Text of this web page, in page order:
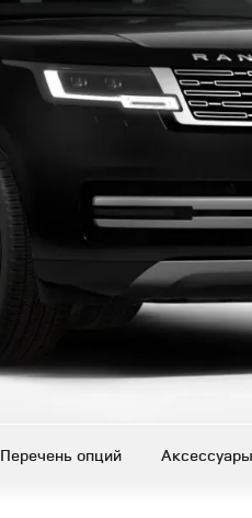
Перечень опций Аксессуары